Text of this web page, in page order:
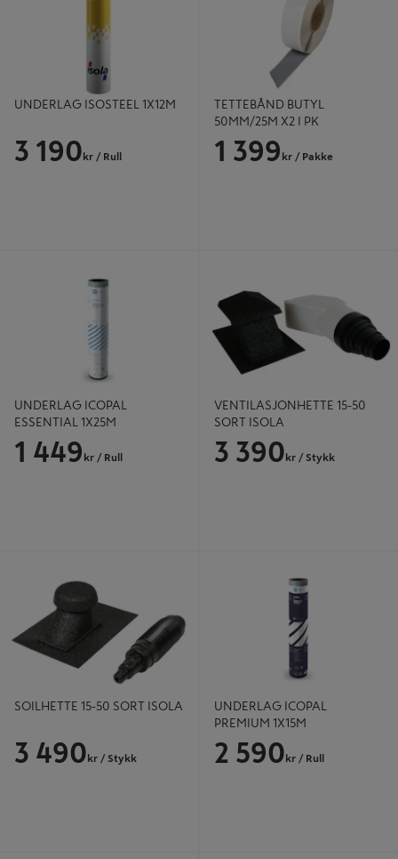
UNDERLAG ISOSTEEL 1X12M
3 190 kr / Rull
TETTEBÅND BUTYL
50MM/25M X2 I PK
1 399 kr / Pakke
UNDERLAG ICOPAL
ESSENTIAL 1X25M
1 449 kr / Rull
VENTILASJONHETTE 15-50
SORT ISOLA
3 390 kr / Stykk
SOILHETTE 15-50 SORT ISOLA
3 490 kr / Stykk
UNDERLAG ICOPAL
PREMIUM 1X15M
2 590 kr / Rull